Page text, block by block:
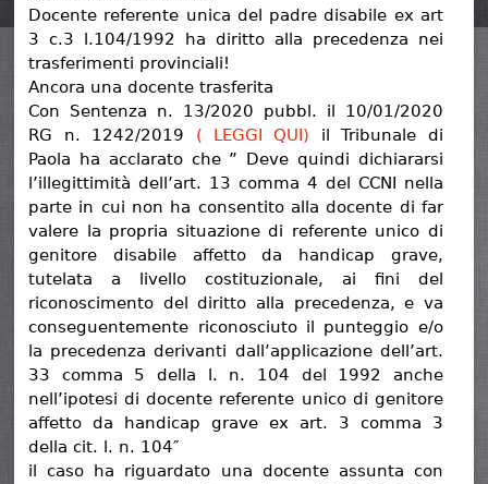
Docente referente unica del padre disabile ex art
3 c.3 l.104/1992 ha diritto alla precedenza nei
trasferimenti provinciali!
Ancora una docente trasferita
Con Sentenza n. 13/2020 pubbl. il 10/01/2020
RG n. 1242/2019 ( LEGGI QUI) il Tribunale di
Paola ha acclarato che ” Deve quindi dichiararsi
l’illegittimità dell’art. 13 comma 4 del CCNI nella
parte in cui non ha consentito alla docente di far
valere la propria situazione di referente unico di
genitore disabile affetto da handicap grave,
tutelata a livello costituzionale, ai fini del
riconoscimento del diritto alla precedenza, e va
conseguentemente riconosciuto il punteggio e/o
la precedenza derivanti dall’applicazione dell’art.
33 comma 5 della l. n. 104 del 1992 anche
nell’ipotesi di docente referente unico di genitore
affetto da handicap grave ex art. 3 comma 3
della cit. l. n. 104″
il caso ha riguardato una docente assunta con